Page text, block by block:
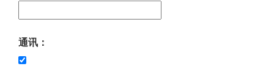
通讯：